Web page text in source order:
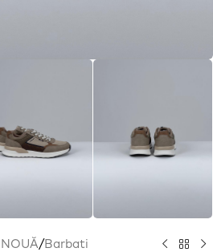
/Barbati